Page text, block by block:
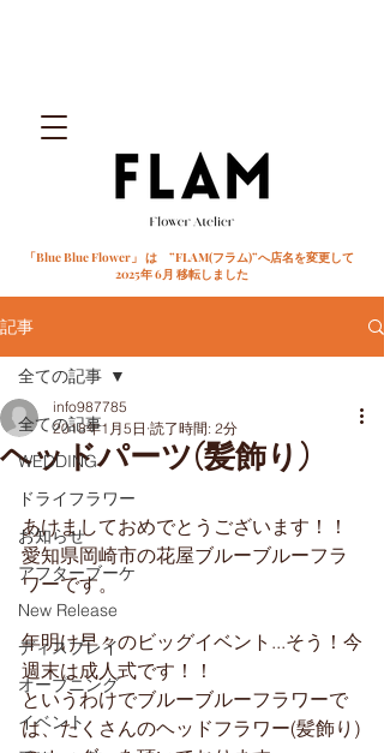
「Blue Blue Flower」 は ”FLAM(フラム)”へ店名を変更して
2025年 6月 移転しました
記事
全ての記事
WEDDING
ドライフラワー
お知らせ
アフターブーケ
New Release
ディスプレイ
オープニング
イベント
全ての記事
ヘッドパーツ(髪飾り)
info987785
2018年1月5日 読了時間: 2分
あけましておめでとうございます！！
愛知県岡崎市の花屋ブルーブルーフラ
ワーです。
年明け早々のビッグイベント...そう！今
週末は成人式です！！
というわけでブルーブルーフラワーで
は、たくさんのヘッドフラワー(髪飾り)